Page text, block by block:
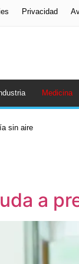
Privacidad
Medicina
a